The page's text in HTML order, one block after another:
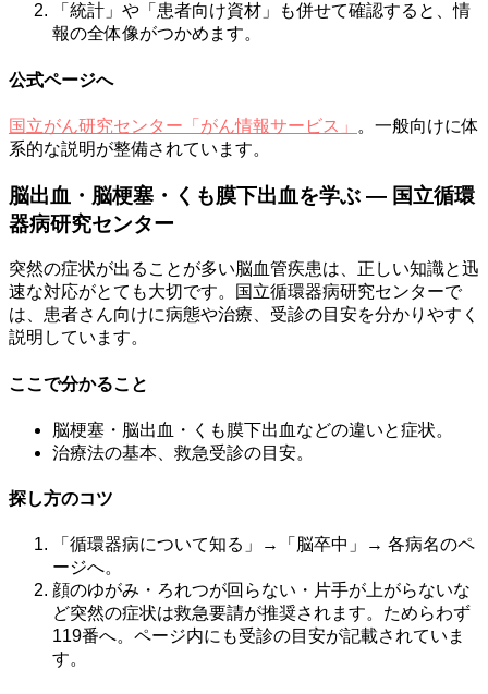
「統計」や「患者向け資材」も併せて確認すると、情
報の全体像がつかめます。
公式ページへ
国立がん研究センター「がん情報サービス」
。一般向けに体
系的な説明が整備されています。
脳出血・脳梗塞・くも膜下出血を学ぶ — 国立循環
器病研究センター
突然の症状が出ることが多い脳血管疾患は、正しい知識と迅
速な対応がとても大切です。国立循環器病研究センターで
は、患者さん向けに病態や治療、受診の目安を分かりやすく
説明しています。
ここで分かること
脳梗塞・脳出血・くも膜下出血などの違いと症状。
治療法の基本、救急受診の目安。
探し方のコツ
「循環器病について知る」→「脳卒中」→ 各病名のペ
ージへ。
顔のゆがみ・ろれつが回らない・片手が上がらないな
ど突然の症状は救急要請が推奨されます。ためらわず
119番へ。ページ内にも受診の目安が記載されていま
す。